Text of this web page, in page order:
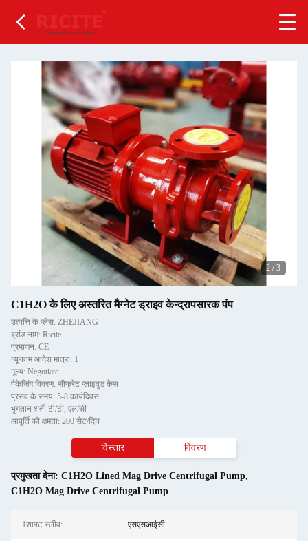
2 / 3
C1H2O के लिए अस्तरित मैग्नेट ड्राइव केन्द्रापसारक पंप
उत्पत्ति के प्लेस: ZHEJIANG
ब्रांड नाम: Ricite
प्रमाणन: CE
न्यूनतम आदेश मात्रा: 1
मूल्य: Negotiate
पैकेजिंग विवरण: सीफ्रेट प्लाइवुड केस
प्रसव के समय: 5-8 कार्यदिवस
भुगतान शर्तें: टी/टी, एल/सी
आपूर्ति की क्षमता: 200 सेट/दिन
विस्तार विवरण
प्रमुखता देना: C1H2O Lined Mag Drive Centrifugal Pump,
C1H2O Mag Drive Centrifugal Pump
1शाफ्ट स्लीव: एसएसआईसी